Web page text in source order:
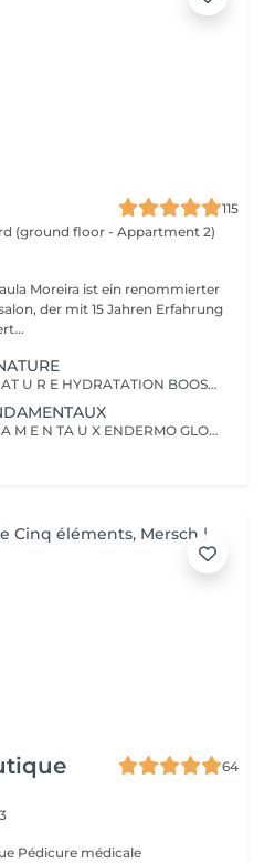
115
(ground floor - Appartment 2)
Moreira ist ein renommierter
der mit 15 Jahren Erfahrung
S O I N S V I S A G E - S I G N AT U R E HYDRATATION BOOSTER > Ce soin stimule la production d'acide hyaluronique pour une hydratation intense, redonnant à la peau un aspect repulpé et lissé tout en la protégeant des agressions extérieures et du vieillissement cutané. PRO LIFT > Ce soin anti-âge complet (visage, cou, décolleté, mains) se distingue par sa combinaison unique d'exfoliations, de stimulation cellulaire mécanique et de manuvres facialistes exclusives. Il uniformise et illumine le teint, tout en liftant et redessinant les contours du visage. En comblant visiblement les rides et en renforçant la fermeté de la peau, ce soin révèle un épiderme plus lisse, lifté et rajeuni. RÉNOVATEUR PEAU NEUVE > Ce soin avancé associe une double exfoliation mécanique et chimique du visage et du cou, permettant un nettoyage en profondeur de l'épiderme. Il favorise l'élimination des toxines et stimule le renouvellement cellulaire pour retrouver une peau saine, uniforme et lumineuse. BILAN PERSONNALISÉ Tout programme de soin endermologie® visage commence par un bilan ultra-précis, avec l'application professionnelle ENDERMOLINK. Il se déroule en trois étapes clés : 1. Décryptage de votre mode de vie 2. Analyse pointue de l'état de votre peau 3. Création de votre programme sur-mesure
S O I N S V I S A G E F O N D A M E N TA U X ENDERMO GLOW BOOSTER > En relançant la micro-circulation et le système lymphatique (élimination des toxines), ce soin permet de lisser les traits de fatigue, d'atténuer les poches et cernes et de retrouver un teint éclatant. ENDERMO PRÉVENTION CELLULAIRE > En stimulant la production naturelle de collagène, d'élastine et d'acide hyaluronique, ce soin prévient l'apparition des premières rides et renforce la protection de la peau contre le vieillissement cutané. ENDERMO REPULP > Ce soin lisse les rides et ridules du visage, du cou et du décolleté tout en redensifiant la peau pour restaurer des volumes harmonieux au visage. ENDERMO REGARD & LÈVRES > Ce soin anti-âge ciblé estompe les poches et les cernes, lisse les rides du contour des yeux et de la bouche, repulpe les lèvres et rehausse les paupières pour ouvrir et défatiguer le regard. DÉCOUVERTE > Ce soin propose une introduction à la technique endermologie® tout en relançant la microcirculation pour booster l'éclat du visage.
64
Pédicure médicale